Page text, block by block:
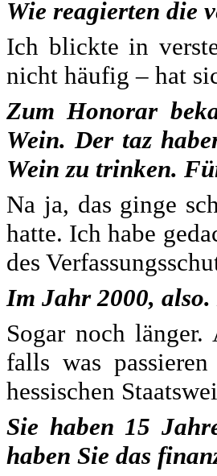
Wie reagierten die
Ich blickte in
nicht häufig – hat
Zum Honorar
Wein. Der taz
Wein zu trinken.
Na ja, das ginge
hatte. Ich habe
des
Im Jahr 2000,
Sogar noch
falls was
hessischen
Sie haben 15
haben Sie das